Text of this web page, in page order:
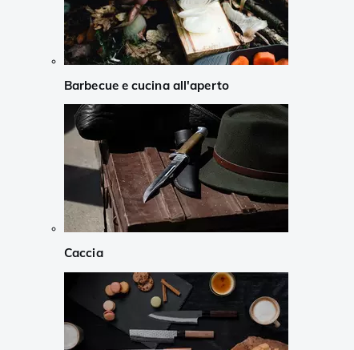
Barbecue e cucina all'aperto
Caccia